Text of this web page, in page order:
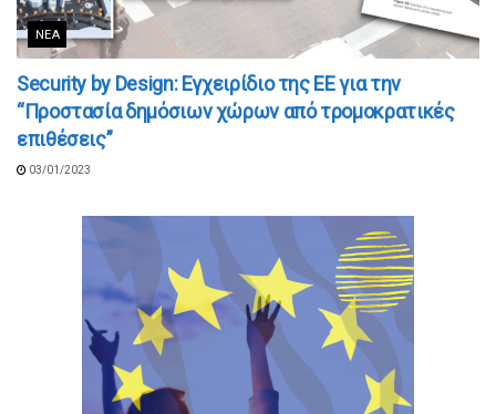
ΝΈΑ
Security by Design: Eγχειρίδιο της ΕΕ για την
“Προστασία δημόσιων χώρων από τρομοκρατικές
επιθέσεις”
03/01/2023